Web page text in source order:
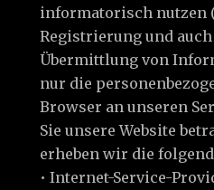
informatorisch nutzen
Registrierung und
Übermittlung von
nur die
Browser an unseren
Sie unsere Website
erheben wir die
• Internet-Service-